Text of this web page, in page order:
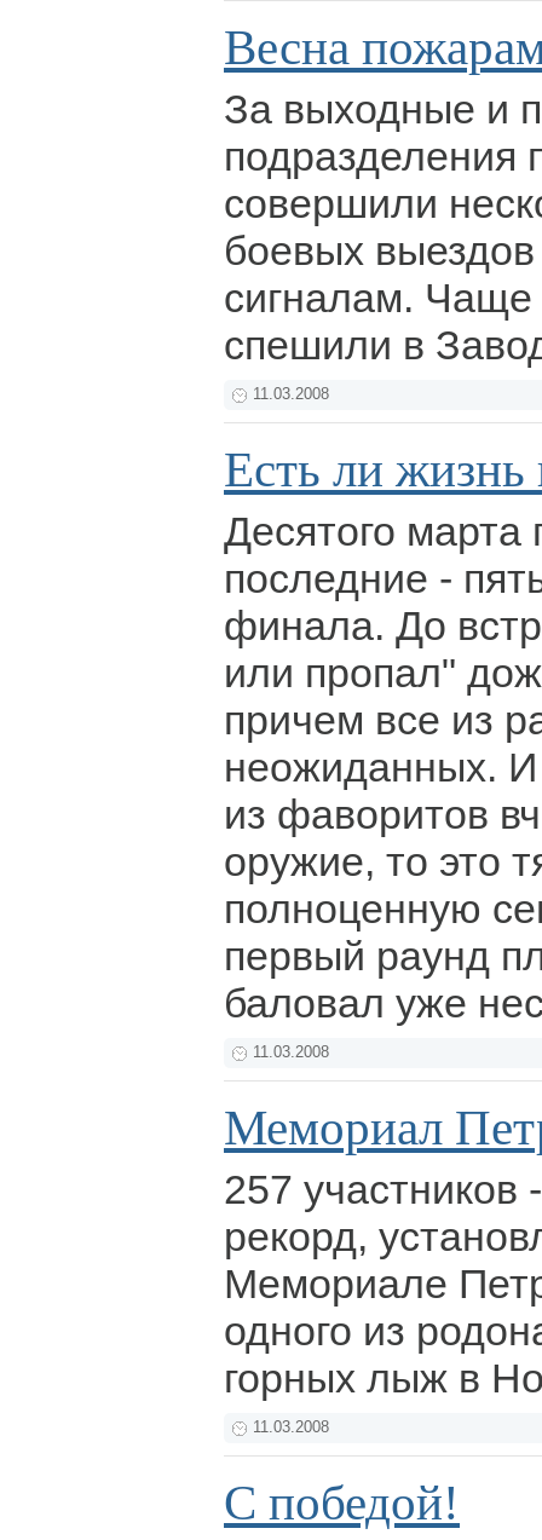
Весна
За выходные и
подразделения
совершили
боевых
сигналам. Чаще
спешили в
11.03.2008
Есть ли
Десятого
последние -
финала. До
или пропал"
причем все из
неожиданных. И
из фаворитов
оружие, то это
полноценную
первый раунд
баловал уже
11.03.2008
Мемориал
257 участников
рекорд,
Мемориале
одного из
горных лыж в
11.03.2008
С победой!